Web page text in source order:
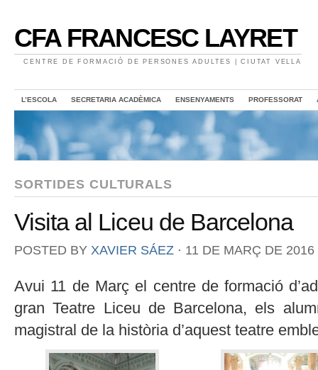
CFA FRANCESC LAYRET
CENTRE DE FORMACIÓ DE PERSONES ADULTES | CIUTAT VELLA
L’ESCOLA SECRETARIA ACADÈMICA ENSENYAMENTS PROFESSORAT
SORTIDES CULTURALS
Visita al Liceu de Barcelona
POSTED BY XAVIER SÁEZ ⋅ 11 DE MARÇ DE 2016
Avui 11 de Març el centre de formació
gran Teatre Liceu de Barcelona, els
magistral de la història d’aquest teatre